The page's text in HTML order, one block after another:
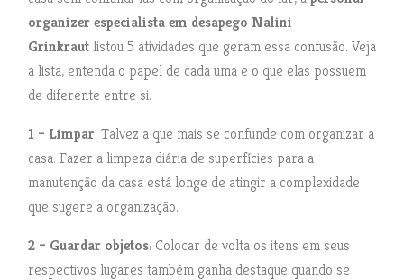
organizer especialista em desapego Nalini
Grinkraut listou 5 atividades que geram essa confusão. Veja
a lista, entenda o papel de cada uma e o que elas possuem
de diferente entre si.
1 – Limpar: Talvez a que mais se confunde com organizar a
casa. Fazer a limpeza diária de superfícies para a
manutenção da casa está longe de atingir a complexidade
que sugere a organização.
2 – Guardar objetos: Colocar de volta os itens em seus
respectivos lugares também ganha destaque quando se